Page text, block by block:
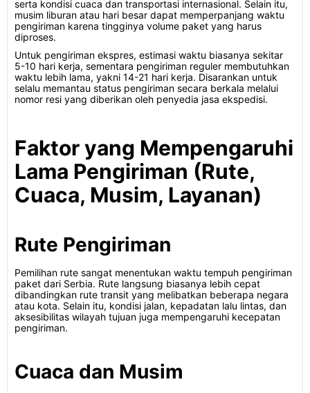
serta kondisi cuaca dan transportasi internasional. Selain itu,
musim liburan atau hari besar dapat memperpanjang waktu
pengiriman karena tingginya volume paket yang harus
diproses.
Untuk pengiriman ekspres, estimasi waktu biasanya sekitar
5-10 hari kerja, sementara pengiriman reguler membutuhkan
waktu lebih lama, yakni 14-21 hari kerja. Disarankan untuk
selalu memantau status pengiriman secara berkala melalui
nomor resi yang diberikan oleh penyedia jasa ekspedisi.
Faktor yang Mempengaruhi
Lama Pengiriman (Rute,
Cuaca, Musim, Layanan)
Rute Pengiriman
Pemilihan rute sangat menentukan waktu tempuh pengiriman
paket dari Serbia. Rute langsung biasanya lebih cepat
dibandingkan rute transit yang melibatkan beberapa negara
atau kota. Selain itu, kondisi jalan, kepadatan lalu lintas, dan
aksesibilitas wilayah tujuan juga mempengaruhi kecepatan
pengiriman.
Cuaca dan Musim